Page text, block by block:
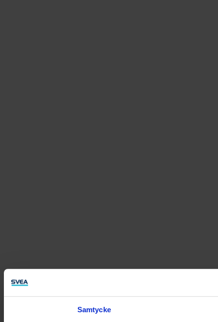
Samtycke